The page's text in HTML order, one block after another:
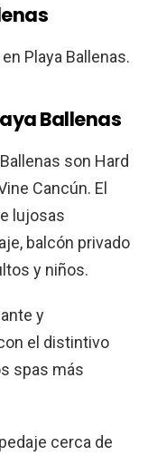
Playa Ballenas.
Ballenas
son Hard
Cancún. El
lujosas
balcón privado
y niños.
y
el distintivo
spas más
cerca de